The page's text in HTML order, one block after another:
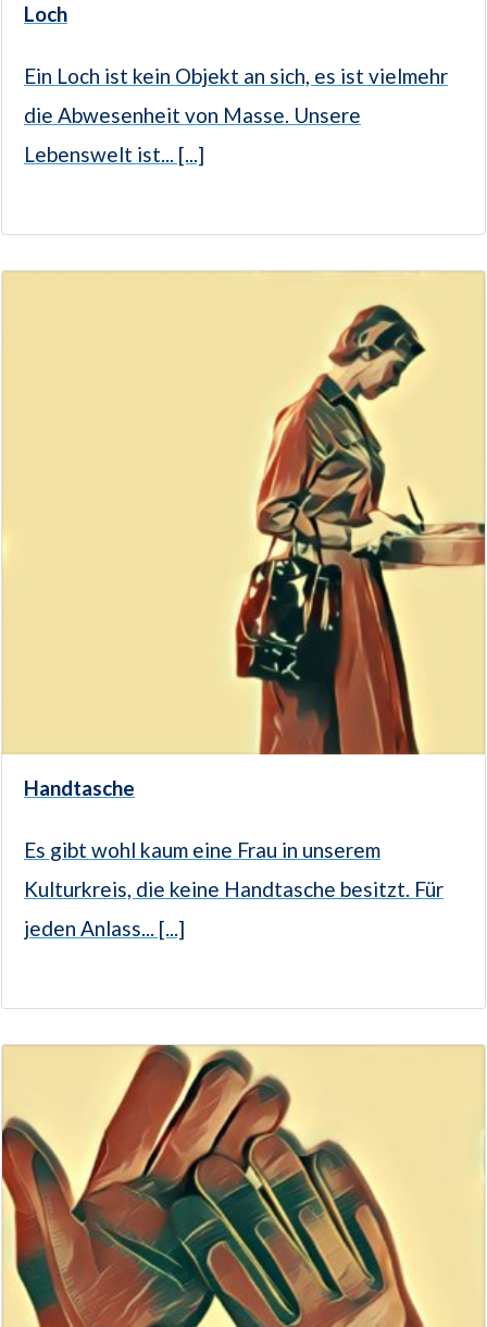
Loch
Ein Loch ist kein Objekt an sich, es ist vielmehr
die Abwesenheit von Masse. Unsere
Lebenswelt ist... [...]
Handtasche
Es gibt wohl kaum eine Frau in unserem
Kulturkreis, die keine Handtasche besitzt. Für
jeden Anlass... [...]